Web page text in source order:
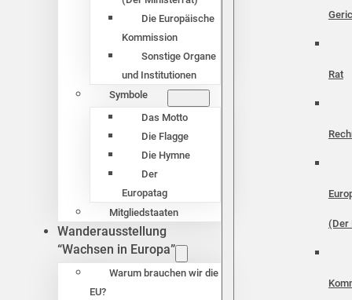
Die Europäische
Kommission
Sonstige Organe
und Institutionen
Symbole
Das Motto
Die Flagge
Die Hymne
Der
Europatag
Mitgliedstaaten
Wanderausstellung
“Wachsen in Europa”
Warum brauchen wir die
EU?
Rat
(Der